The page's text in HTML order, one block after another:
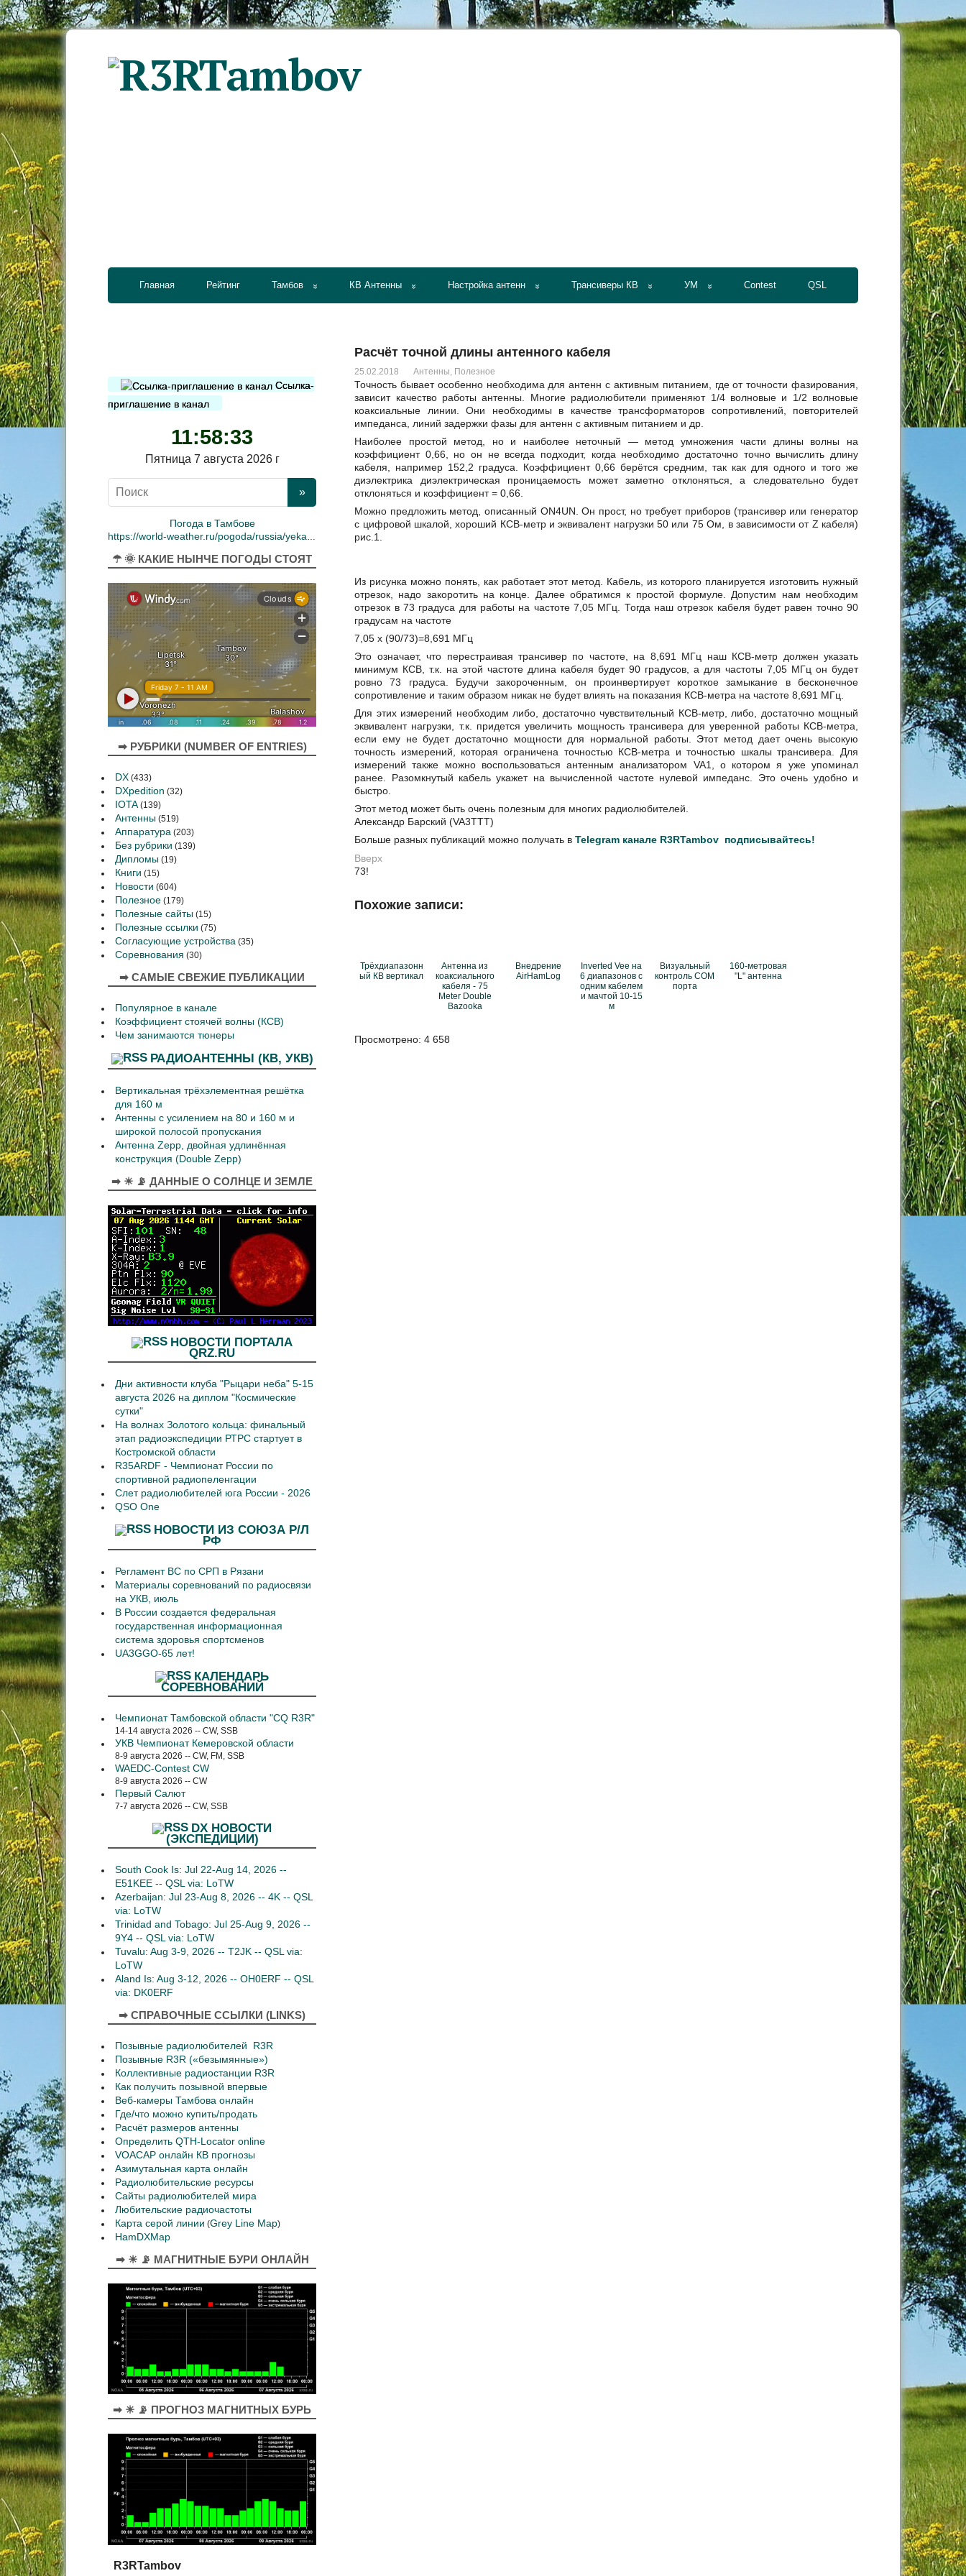
Главная Рейтинг Тамбов КВ Антенны Настройка антенн Трансиверы КВ УМ Contest QSL
Расчёт точной длины антенного кабеля
25.02.2018 Антенны, Полезное
Точность бывает особенно необходима для антенн с активным питанием, где от точности фазирования,
зависит качество работы антенны. Многие радиолюбители применяют 1/4 волновые и 1/2 волновые
коаксиальные линии. Они необходимы в качестве трансформаторов сопротивлений, повторителей
импеданса, линий задержки фазы для антенн с активным питанием и др.
Наиболее простой метод, но и наиболее неточный — метод умножения части длины волны на
коэффициент 0,66, но он не всегда подходит, когда необходимо достаточно точно вычислить длину
кабеля, например 152,2 градуса. Коэффициент 0,66 берётся средним, так как для одного и того же
диэлектрика диэлектрическая проницаемость может заметно отклоняться, а следовательно будет
отклоняться и коэффициент = 0,66.
Можно предложить метод, описанный ON4UN. Он прост, но требует приборов (трансивер или генератор
с цифровой шкалой, хороший КСВ-метр и эквивалент нагрузки 50 или 75 Ом, в зависимости от Z кабеля)
рис.1.
Из рисунка можно понять, как работает этот метод. Кабель, из которого планируется изготовить нужный
отрезок, надо закоротить на конце. Далее обратимся к простой формуле. Допустим нам необходим
отрезок в 73 градуса для работы на частоте 7,05 МГц. Тогда наш отрезок кабеля будет равен точно 90
градусам на частоте
7,05 х (90/73)=8,691 МГц
Это означает, что перестраивая трансивер по частоте, на 8,691 МГц наш КСВ-метр должен указать
минимум КСВ, т.к. на этой частоте длина кабеля будет 90 градусов, а для частоты 7,05 МГц он будет
ровно 73 градуса. Будучи закороченным, он проинвертирует короткое замыкание в бесконечное
сопротивление и таким образом никак не будет влиять на показания КСВ-метра на частоте 8,691 МГц.
Для этих измерений необходим либо, достаточно чувствительный КСВ-метр, либо, достаточно мощный
эквивалент нагрузки, т.к. придется увеличить мощность трансивера для уверенной работы КСВ-метра,
если ему не будет достаточно мощности для нормальной работы. Этот метод дает очень высокую
точность измерений, которая ограничена точностью КСВ-метра и точностью шкалы трансивера. Для
измерений также можно воспользоваться антенным анализатором VA1, о котором я уже упоминал
ранее. Разомкнутый кабель укажет на вычисленной частоте нулевой импеданс. Это очень удобно и
быстро.
Этот метод может быть очень полезным для многих радиолюбителей.
Александр Барский (VA3TTT)
Больше разных публикаций можно получать вTelegram канале R3RTambov подписывайтесь!
Вверх
73!
Похожие записи:
Трёхдиапазонн
ый КВ вертикал
Антенна из
коаксиального
кабеля - 75
Meter Double
Bazooka
Внедрение
AirHamLog
Inverted Vee на
6 диапазонов с
одним кабелем
и мачтой 10-15
м
Визуальный
контроль СОМ
порта
160-метровая
"L" антенна
Просмотрено:4 658
Ссылка-
приглашение в канал
11:58:34
Пятница 7 августа 2026 г
Погода в Тамбове
https://world-weather.ru/pogoda/russia/yekaterinburg/
☂ 🌞 КАКИЕ НЫНЧЕ ПОГОДЫ СТОЯТ
➡ РУБРИКИ (NUMBER OF ENTRIES)
DX (433)
DXpedition (32)
IOTA (139)
Антенны (519)
Аппаратура (203)
Без рубрики (139)
Дипломы (19)
Книги (15)
Новости (604)
Полезное (179)
Полезные сайты (15)
Полезные ссылки (75)
Согласующие устройства (35)
Соревнования (30)
➡ САМЫЕ СВЕЖИЕ ПУБЛИКАЦИИ
Популярное в канале
Коэффициент стоячей волны (КСВ)
Чем занимаются тюнеры
РАДИОАНТЕННЫ (КВ, УКВ)
Вертикальная трёхэлементная решётка
для 160 м
Антенны с усилением на 80 и 160 м и
широкой полосой пропускания
Антенна Zepp, двойная удлинённая
конструкция (Double Zepp)
➡ ☀ 📡 ДАННЫЕ О СОЛНЦЕ И ЗЕМЛЕ
НОВОСТИ ПОРТАЛА
QRZ.RU
Дни активности клуба "Рыцари неба" 5-15
августа 2026 на диплом "Космические
сутки"
На волнах Золотого кольца: финальный
этап радиоэкспедиции РТРС стартует в
Костромской области
R35ARDF - Чемпионат России по
спортивной радиопеленгации
Слет радиолюбителей юга России - 2026
QSO One
НОВОСТИ ИЗ СОЮЗА Р/Л
РФ
Регламент ВС по СРП в Рязани
Материалы соревнований по радиосвязи
на УКВ, июль
В России создается федеральная
государственная информационная
система здоровья спортсменов
UA3GGO-65 лет!
КАЛЕНДАРЬ
СОРЕВНОВАНИЙ
Чемпионат Тамбовской области "CQ R3R"
14-14 августа 2026 -- CW, SSB
УКВ Чемпионат Кемеровской области
8-9 августа 2026 -- CW, FM, SSB
WAEDC-Contest CW
8-9 августа 2026 -- CW
Первый Салют
7-7 августа 2026 -- CW, SSB
DX НОВОСТИ
(ЭКСПЕДИЦИИ)
South Cook Is: Jul 22-Aug 14, 2026 --
E51KEE -- QSL via: LoTW
Azerbaijan: Jul 23-Aug 8, 2026 -- 4K -- QSL
via: LoTW
Trinidad and Tobago: Jul 25-Aug 9, 2026 --
9Y4 -- QSL via: LoTW
Tuvalu: Aug 3-9, 2026 -- T2JK -- QSL via:
LoTW
Aland Is: Aug 3-12, 2026 -- OH0ERF -- QSL
via: DK0ERF
➡ СПРАВОЧНЫЕ ССЫЛКИ (LINKS)
Позывные радиолюбителей R3R
Позывные R3R («безымянные»)
Коллективные радиостанции R3R
Как получить позывной впервые
Веб-камеры Тамбова онлайн
Где/что можно купить/продать
Расчёт размеров антенны
Определить QTH-Locator online
VOACAP онлайн КВ прогнозы
Азимутальная карта онлайн
Радиолюбительские ресурсы
Сайты радиолюбителей мира
Любительские радиочастоты
Карта серой линии (Grey Line Map)
HamDXMap
➡ ☀ 📡 МАГНИТНЫЕ БУРИ ОНЛАЙН
➡ ☀ 📡 ПРОГНОЗ МАГНИТНЫХ БУРЬ
R3RTambov